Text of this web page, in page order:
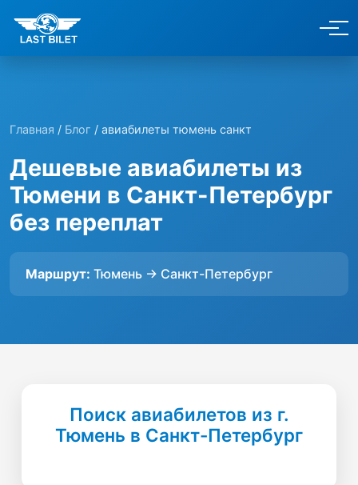
Главная / Блог / авиабилеты тюмень санкт
Дешевые авиабилеты из
Тюмени в Санкт-Петербург
без переплат
Маршрут: Тюмень → Санкт-Петербург
Поиск авиабилетов из г.
Тюмень в Санкт-Петербург